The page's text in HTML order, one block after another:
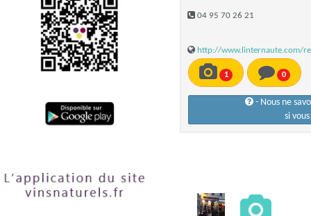
04 95 70 26 21
http://www.linternaute.com/
1 0
- Nous ne
si